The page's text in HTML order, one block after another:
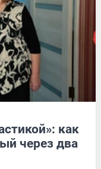
как
через два